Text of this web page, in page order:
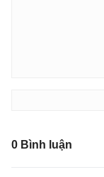
0 Bình luận